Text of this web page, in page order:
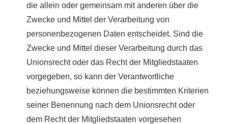
die allein oder gemeinsam mit anderen über die
Zwecke und Mittel der Verarbeitung von
personenbezogenen Daten entscheidet. Sind die
Zwecke und Mittel dieser Verarbeitung durch das
Unionsrecht oder das Recht der Mitgliedstaaten
vorgegeben, so kann der Verantwortliche
beziehungsweise können die bestimmten Kriterien
seiner Benennung nach dem Unionsrecht oder
dem Recht der Mitgliedstaaten vorgesehen